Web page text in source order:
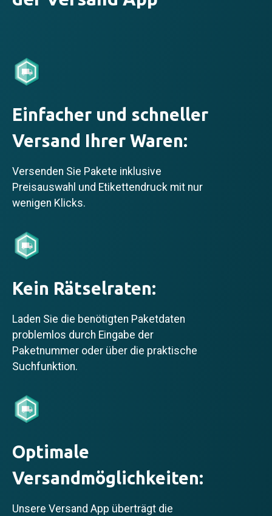
Einfacher und schneller
Versand Ihrer Waren:
Versenden Sie Pakete inklusive
Preisauswahl und Etikettendruck mit nur
wenigen Klicks.
Kein Rätselraten:
Laden Sie die benötigten Paketdaten
problemlos durch Eingabe der
Paketnummer oder über die praktische
Suchfunktion.
Optimale
Versandmöglichkeiten:
Unsere Versand App überträgt die